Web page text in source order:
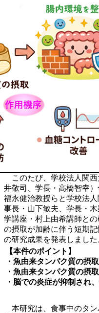
このたび、学校法人関西
井敬司、学長・高橋智幸
福永健治教授らと学校法
事長・山下敏夫、学長・
学講座・村上由希講師と
の摂取が加齢に伴う短期
の研究成果を発表しました
【本件のポイント】
・魚由来タンパク質の摂
・魚由来タンパク質の摂
・脳での炎症が抑制され
本研究は、食事中のタン